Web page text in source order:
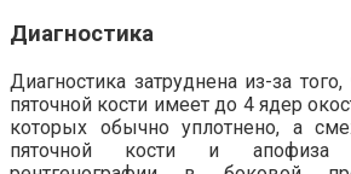
Диагностика
Диагностика затруднена из-за
пяточной кости имеет до 4 ядер
которых обычно уплотнено, а
пяточной кости и апофиза